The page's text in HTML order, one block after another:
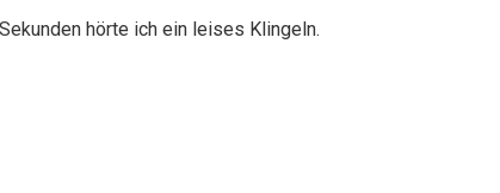
hörte ich ein leises Klingeln.